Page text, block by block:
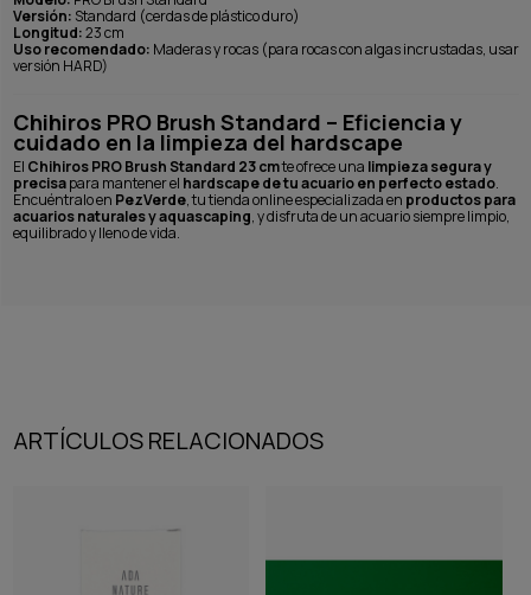
Versión: Standard (cerdas de plástico duro)
Longitud:23 cm
Uso recomendado: Maderas y rocas (para rocas con algas incrustadas, usar
versión HARD)
Chihiros PRO Brush Standard – Eficiencia y
cuidado en la limpieza del hardscape
El Chihiros PRO Brush Standard 23 cmte ofrece una limpieza segura y
precisapara mantener el hardscape de tu acuario en perfecto estado.
Encuéntralo en PezVerde, tu tienda online especializada en productos para
acuarios naturales y aquascaping, y disfruta de un acuario siempre limpio,
equilibrado y lleno de vida.
ARTÍCULOS RELACIONADOS